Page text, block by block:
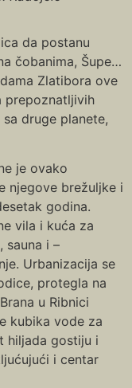
da postanu
čobanima, Šupe…
Zlatibora ove
prepoznatljivih
druge planete,
je ovako
njegove brežuljke i
godina.
vila i kuća za
sauna i –
Urbanizacija se
protegla na
u Ribnici
kubika vode za
hiljada gostiju i
i centar